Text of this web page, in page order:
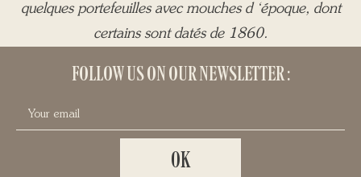
quelques portefeuilles avec mouches d ‘époque, dont
certains sont datés de 1860.
FOLLOW US ON OUR NEWSLETTER :